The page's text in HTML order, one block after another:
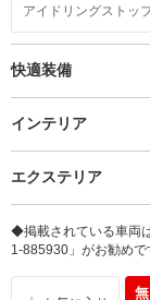
アイドリングストッ
快適装備
インテリア
エクステリア
◆掲載されている車両
1-885930」がお勧め
無